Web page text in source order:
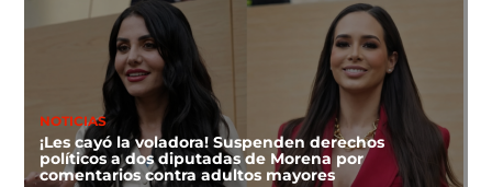
NOTICIAS
¡Les cayó la voladora! Suspenden derechos
políticos a dos diputadas de Morena por
comentarios contra adultos mayores